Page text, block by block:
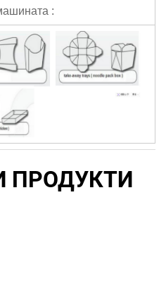
:
ПРОДУКТИ